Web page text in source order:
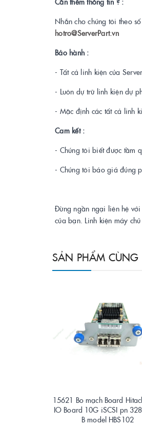
Nhắn cho chúng tôi theo số
hotro@ServerPart.vn
Bảo hành :
- Tất cả linh kiện của
- Luôn dự trữ linh kiện dự
- Mặc định các tất cả linh
Cam kết :
- Chúng tôi biết được tầm
- Chúng tôi báo giá đúng
Đừng ngần ngại liên hệ
của bạn. Linh kiện máy
SẢN PHẨM CÙNG
15621 Bo mạch Board
IO Board 10G iSCSI pn
B model HBS102